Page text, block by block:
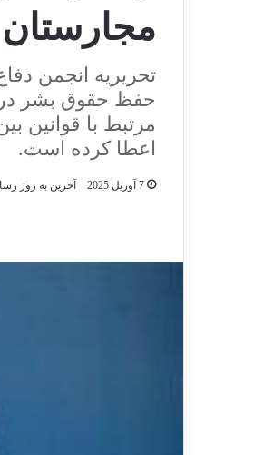
مجارستان
تحریریه انجمن
حفظ حقوق بشر در
مرتبط با قوانین
اعطا کرده است.
7 آوریل 2025 آخرین به روز رسانی: 7